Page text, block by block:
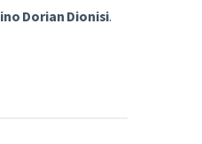
Dorian Dionisi.